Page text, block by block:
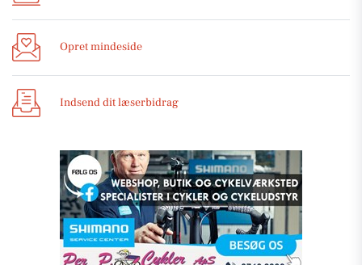
Opret mindeside
Indsend dit læserbidrag